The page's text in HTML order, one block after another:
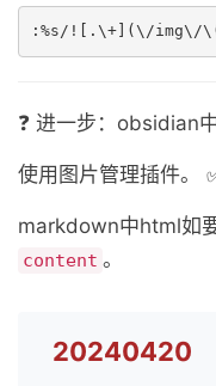
:%s/![.\+](\/img\/
❓ 进一步：obsidian
使用图片管理插件。
markdown中html如
content 。
20240420